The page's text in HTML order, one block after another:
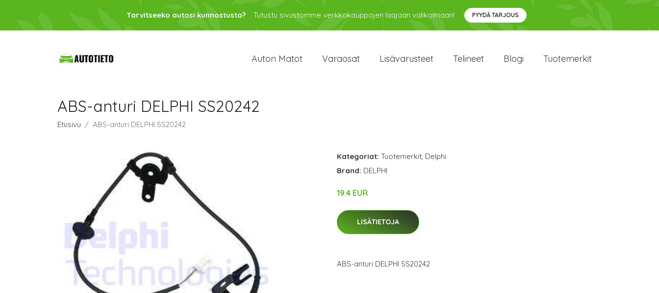
Tarvitseeko autosi kunnostusta? Tutustu sivustomme verkkokauppojen laajaan valikoimaan! PYYDÄ TARJOUS
Auton Matot Varaosat Lisävarusteet Telineet Blogi Tuotemerkit
ABS-anturi DELPHI SS20242
Etusivu ABS-anturi DELPHI SS20242
Kategoriat: Tuotemerkit, Delphi
Brand: DELPHI
19.4 EUR
LISÄTIETOJA
ABS-anturi DELPHI SS20242